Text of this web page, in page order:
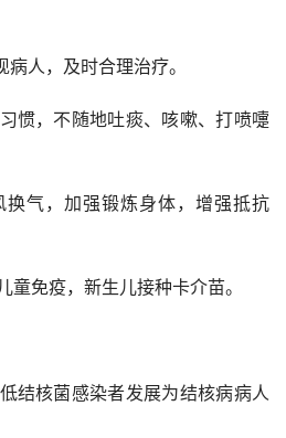
人，及时合理治疗。
惯，不随地吐痰、咳嗽、打喷嚏
气，加强锻炼身体，增强抵抗
免疫，新生儿接种卡介苗。
结核菌感染者发展为结核病病人